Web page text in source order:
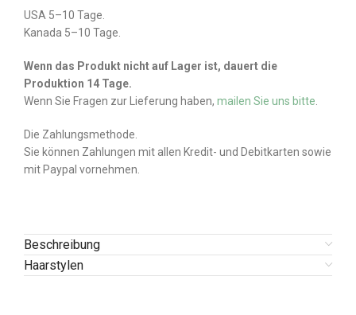
USA 5–10 Tage.
Kanada 5–10 Tage.
Wenn das Produkt nicht auf Lager ist, dauert die
Produktion 14 Tage.
Wenn Sie Fragen zur Lieferung haben, mailen Sie uns bitte
Die Zahlungsmethode.
Sie können Zahlungen mit allen Kredit- und Debitkarten sowie
mit Paypal vornehmen.
Beschreibung
Haarstylen